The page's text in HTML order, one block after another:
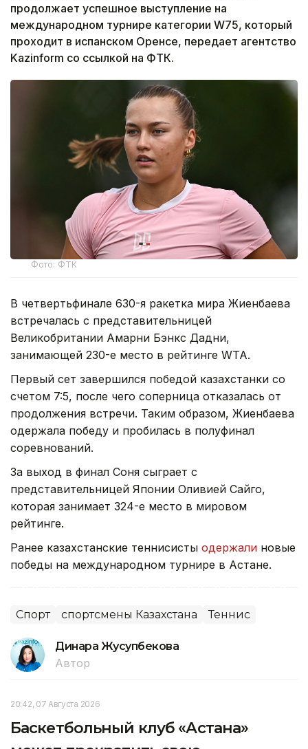
продолжает успешное выступление на
международном турнире категории W75, который
проходит в испанском Оренсе, передает агентство
Kazinform со ссылкой на ФТК.
Фото: ФТК
В четвертьфинале 630-я ракетка мира Жиенбаева
встречалась с представительницей
Великобритании Амарни Бэнкс Дадни,
занимающей 230-е место в рейтинге WTA.
Первый сет завершился победой казахстанки со
счетом 7:5, после чего соперница отказалась от
продолжения встречи. Таким образом, Жиенбаева
одержала победу и пробилась в полуфинал
соревнований.
За выход в финал Соня сыграет с
представительницей Японии Оливией Сайго,
которая занимает 324-е место в мировом
рейтинге.
Ранее казахстанские теннисисты одержали новые
победы на международном турнире в Астане.
Спорт спортсмены Казахстана Теннис
Динара Жусупбекова
Автор
20:42, 07 Августа 2026
Баскетбольный клуб «Астана»